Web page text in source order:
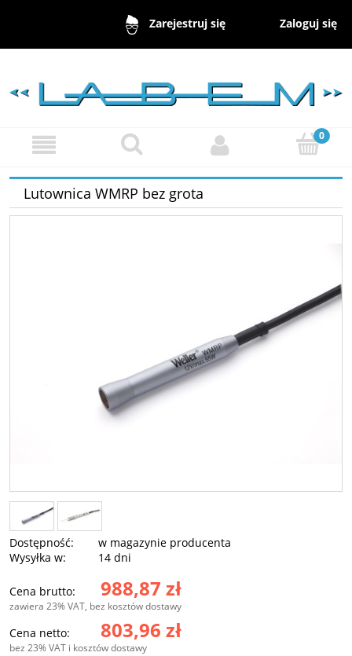
Zarejestruj się Zaloguj się
Lutownica WMRP bez grota
Dostępność:
w magazynie producenta
Wysyłka w:
14 dni
Cena brutto: 988,87 zł
zawiera 23% VAT, bez kosztów dostawy
Cena netto: 803,96 zł
bez 23% VAT i kosztów dostawy